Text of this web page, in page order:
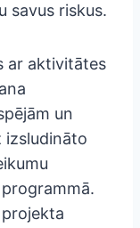
savus riskus.
ar aktivitātes
un
izsludināto